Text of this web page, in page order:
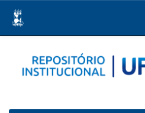
navigation